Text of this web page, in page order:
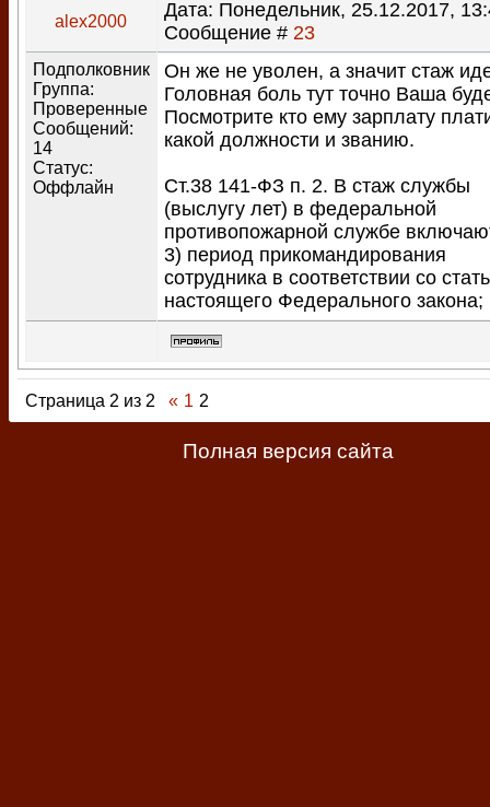
alex2000
Дата: Понедельник, 25.12.2017,
Сообщение # 23
Подполковник
Группа:
Проверенные
Сообщений:
14
Статус:
Оффлайн
Он же не уволен, а значит стаж
Головная боль тут точно Ваша
Посмотрите кто ему зарплату
какой должности и званию.
Ст.38 141-ФЗ п. 2. В стаж службы
(выслугу лет) в федеральной
противопожарной службе
3) период прикомандирования
сотрудника в соответствии со
настоящего Федерального закона;
Страница 2 из 2 « 1 2
Полная версия сайта